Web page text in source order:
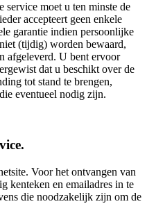
service moet u ten minste de
accepteert geen enkele
garantie indien persoonlijke
(tijdig) worden bewaard,
afgeleverd. U bent ervoor
dat u beschikt over de
tot stand te brengen,
eventueel nodig zijn.
Voor het ontvangen van
kenteken en emailadres in te
die noodzakelijk zijn om de